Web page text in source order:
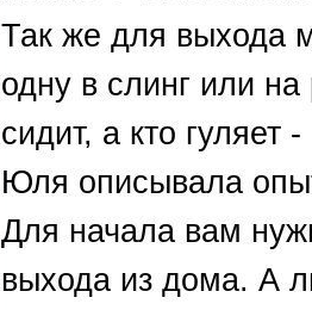
Так же для выхода
одну в слинг или
сидит, а кто гуляет
Юля описывала
Для начала вам
выхода из дома. А